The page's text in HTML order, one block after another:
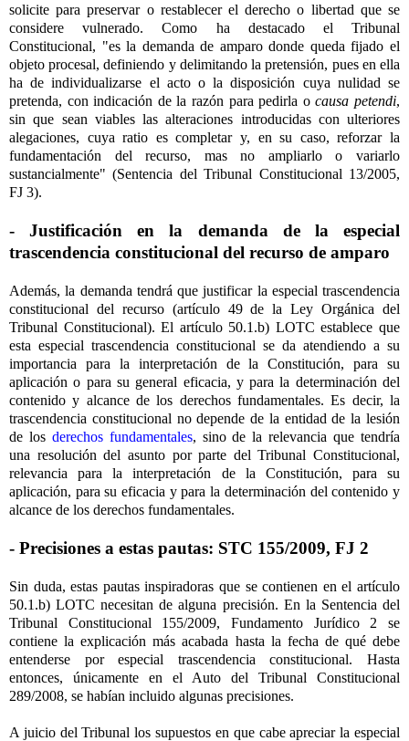
solicite para preservar o restablecer el derecho o libertad que se
considere vulnerado. Como ha destacado el Tribunal
Constitucional, "es la demanda de amparo donde queda fijado el
objeto procesal, definiendo y delimitando la pretensión, pues en ella
ha de individualizarse el acto o la disposición cuya nulidad se
pretenda, con indicación de la razón para pedirla ocausa petendi,
sin que sean viables las alteraciones introducidas con ulteriores
alegaciones, cuya ratio es completar y, en su caso, reforzar la
fundamentación del recurso, mas no ampliarlo o variarlo
sustancialmente" (Sentencia del Tribunal Constitucional 13/2005,
FJ 3).
- Justificación en la demanda de la especial
trascendencia constitucional del recurso de amparo
Además, la demanda tendrá que justificar la especial trascendencia
constitucional del recurso (artículo 49 de la Ley Orgánica del
Tribunal Constitucional). El artículo 50.1.b) LOTC establece que
esta especial trascendencia constitucional se da atendiendo a su
importancia para la interpretación de la Constitución, para su
aplicación o para su general eficacia, y para la determinación del
contenido y alcance de los derechos fundamentales. Es decir, la
trascendencia constitucional no depende de la entidad de la lesión
de los derechos fundamentales, sino de la relevancia que tendría
una resolución del asunto por parte del Tribunal Constitucional,
relevancia para la interpretación de la Constitución, para su
aplicación, para su eficacia y para la determinación del contenido y
alcance de los derechos fundamentales.
- Precisiones a estas pautas: STC 155/2009, FJ 2
Sin duda, estas pautas inspiradoras que se contienen en el artículo
50.1.b) LOTC necesitan de alguna precisión. En la Sentencia del
Tribunal Constitucional 155/2009, Fundamento Jurídico 2 se
contiene la explicación más acabada hasta la fecha de qué debe
entenderse por especial trascendencia constitucional. Hasta
entonces, únicamente en el Auto del Tribunal Constitucional
289/2008, se habían incluido algunas precisiones.
A juicio del Tribunal los supuestos en que cabe apreciar la especial